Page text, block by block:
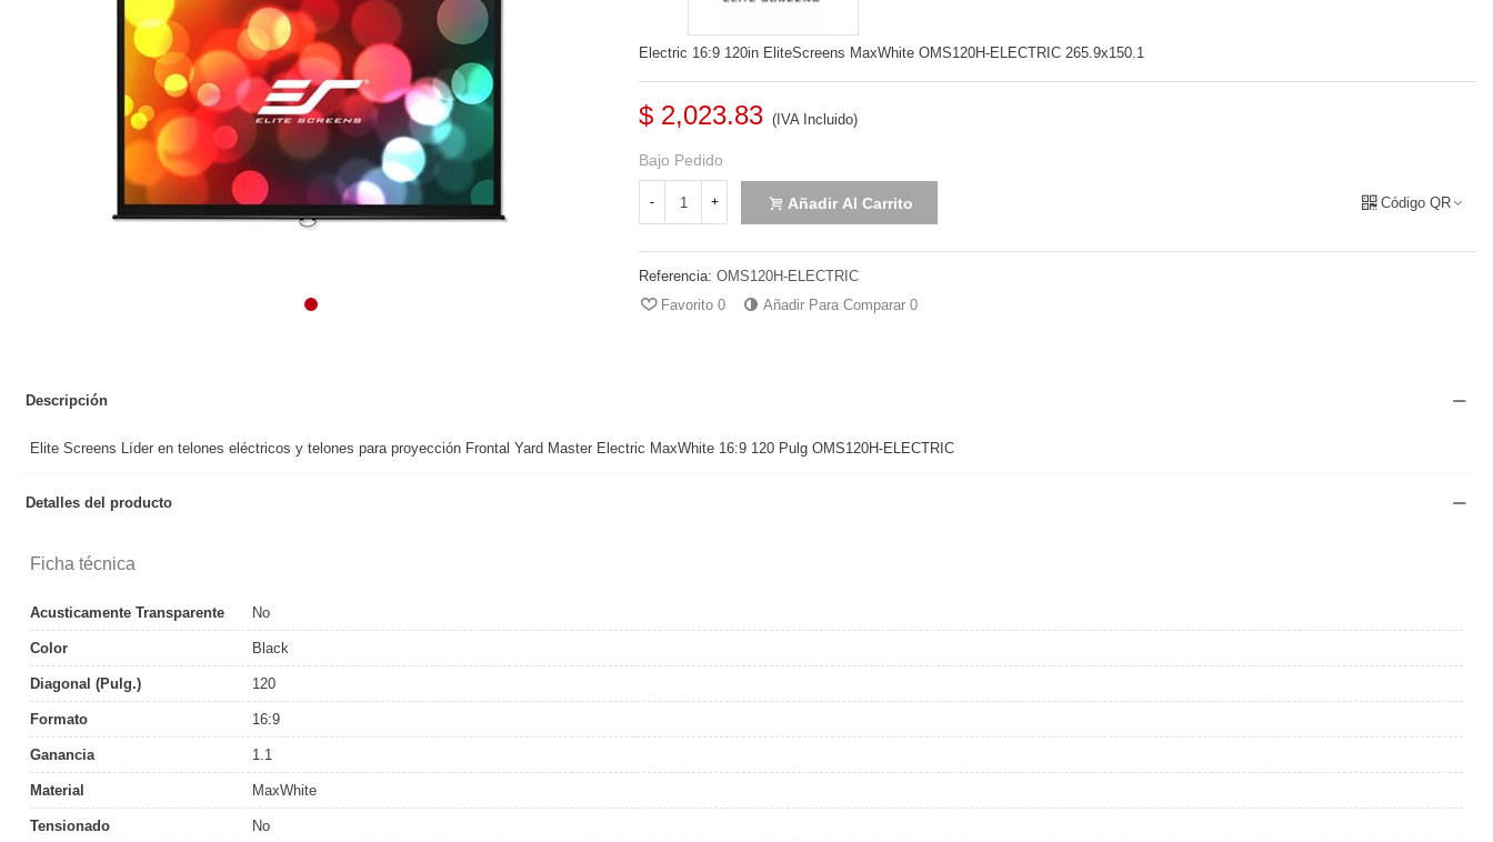
Electric 16:9 120in EliteScreens MaxWhite OMS120H-ELECTRIC 265.9x150.1
$ 2,023.83 (IVA Incluido)
Bajo Pedido
- + Añadir Al Carrito Código QR
Referencia: OMS120H-ELECTRIC
Favorito 0 Añadir Para Comparar 0
Descripción
Elite Screens Líder en telones eléctricos y telones para proyección Frontal Yard Master Electric MaxWhite 16:9 120 Pulg OMS120H-ELECTRIC
Detalles del producto
Ficha técnica
Acusticamente Transparente No
Color Black
Diagonal (pulg.) 120
Formato 16:9
Ganancia 1.1
Material MaxWhite
Tensionado No